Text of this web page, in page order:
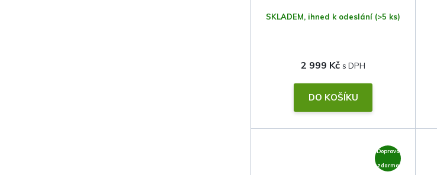
SKLADEM, ihned k odeslání (>5 ks)
2 999 Kč
DO KOŠÍKU
Doprava
zdarma